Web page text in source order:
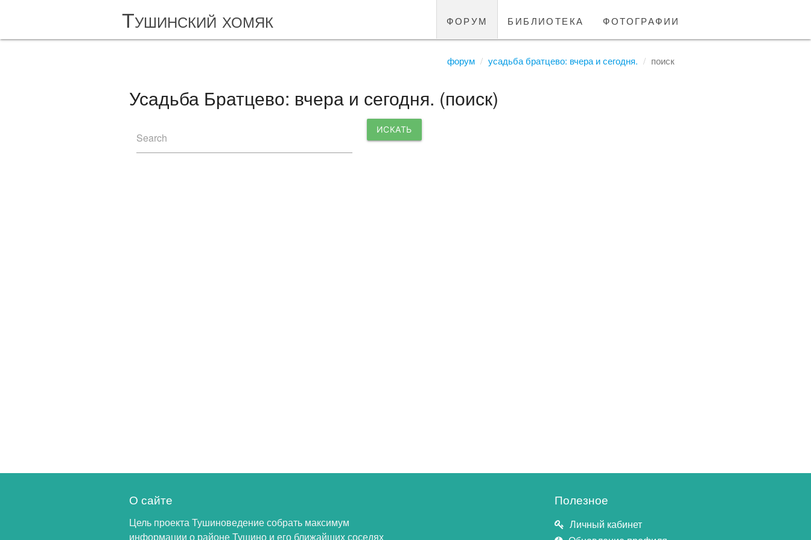
Тушинский хомяк форум библиотека фотографии
форум усадьба братцево: вчера и сегодня. поиск
Усадьба Братцево: вчера и сегодня. (поиск)
Search
ИСКАТЬ
О сайте
Цель проекта Тушиноведение собрать максимум
информации о районе Тушино и его ближайших соседях
Полезное
Личный кабинет